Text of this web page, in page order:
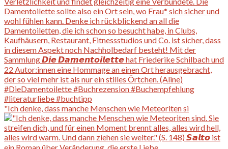
"Ich denke, dass manche Menschen wie Meteoriten si